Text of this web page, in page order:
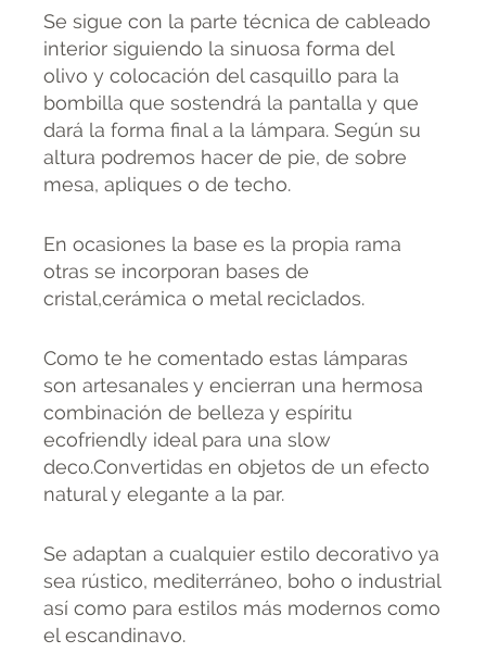
Se sigue con la parte técnica de cableado
interior siguiendo la sinuosa forma del
olivo y colocación del casquillo para la
bombilla que sostendrá la pantalla y que
dará la forma final a la lámpara. Según su
altura podremos hacer de pie, de sobre
mesa, apliques o de techo.
En ocasiones la base es la propia rama
otras se incorporan bases de
cristal,cerámica o metal reciclados.
Como te he comentado estas lámparas
son artesanales y encierran una hermosa
combinación de belleza y espíritu
ecofriendly ideal para una slow
deco.Convertidas en objetos de un efecto
natural y elegante a la par.
Se adaptan a cualquier estilo decorativo ya
sea rústico, mediterráneo, boho o industrial
así como para estilos más modernos como
el escandinavo.